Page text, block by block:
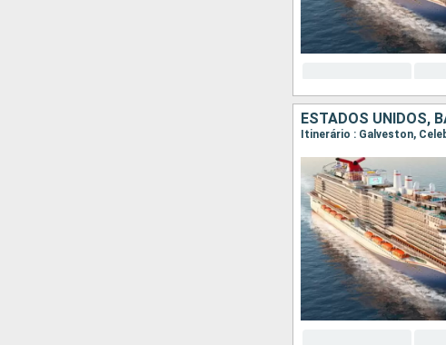
ESTADOS UNIDOS,
Itinerário : Galveston,